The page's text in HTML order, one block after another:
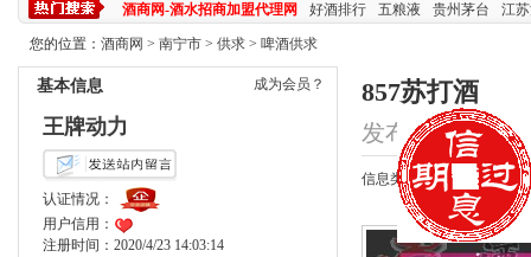
酒商网-酒水招商加盟代理网
好酒排行 五粮液 贵州茅台 江
您的位置： 酒商网 > 南宁市 > 供求 > 啤酒供求
成为会员？
基本信息
王牌动力
认证情况：
用户信用：
注册时间：2020/4/23 14:03:14
857苏打酒
发布时间：
信息类型：供应